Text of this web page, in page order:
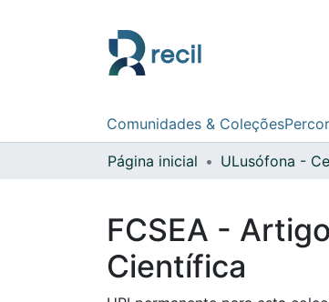
Comunidades & Coleções
Página inicial
FCSEA -
Científica